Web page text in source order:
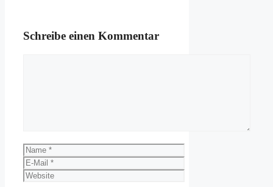
Schreibe einen Kommentar
Name
E-
Mail
Website